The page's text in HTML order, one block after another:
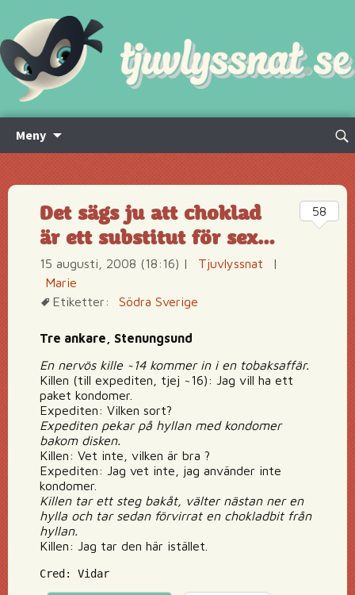
Meny
innehåll
Sök
Det sägs ju att choklad
är ett substitut för sex…
15 augusti, 2008 (18:16) | Tjuvlyssnat
|
Marie
Etiketter:
Södra Sverige
Tre ankare, Stenungsund
En nervös kille ~14 kommer in i en tobaksaffär.
Killen (till expediten, tjej ~16): Jag vill ha ett
paket kondomer.
Expediten: Vilken sort?
Expediten pekar på hyllan med kondomer
bakom disken.
Killen: Vet inte, vilken är bra ?
Expediten: Jag vet inte, jag använder inte
kondomer.
Killen tar ett steg bakåt, välter nästan ner en
hylla och tar sedan förvirrat en chokladbit från
hyllan.
Killen: Jag tar den här istället.
Cred: Vidar
58